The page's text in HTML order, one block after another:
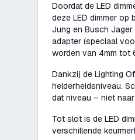
Doordat de LED
deze LED dimmer op
Jung en Busch
adapter (speciaal
worden van 4mm tot
Dankzij de Lighting
helderheidsniveau.
dat niveau – niet
Tot slot is de LED
verschillende